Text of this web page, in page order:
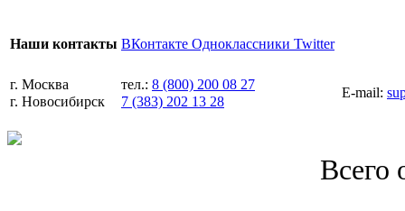
Наши контакты ВКонтакте Одноклассники Twitter
г. Москва
г. Новосибирск
тел.: 8 (800) 200 08 27
7 (383) 202 13 28
E-mail:
Всего